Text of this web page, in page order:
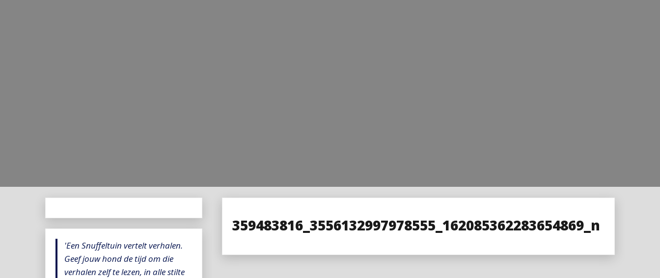
359483816_3556132997978555_162085362283654869_n
'Een Snuffeltuin vertelt verhalen.
Geef jouw hond de tijd om die
verhalen zelf te lezen, in alle stilte